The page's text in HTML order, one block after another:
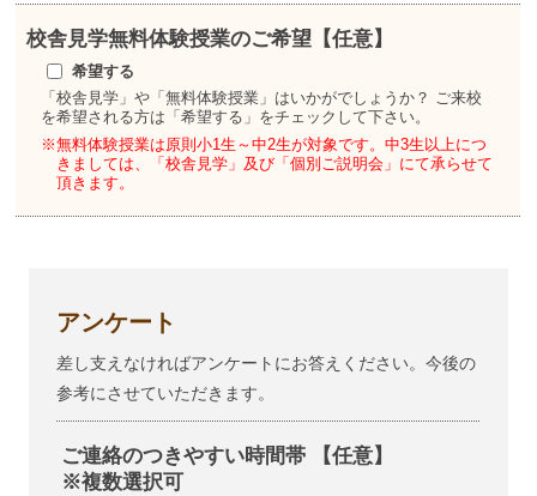
校舎見学無料体験授業のご希望【任意】
希望する
「校舎見学」や「無料体験授業」はいかがでしょうか？ ご来校
を希望される方は「希望する」をチェックして下さい。
※無料体験授業は原則小1生～中2生が対象です。中3生以上につ
きましては、「校舎見学」及び「個別ご説明会」にて承らせて
頂きます。
アンケート
差し支えなければアンケートにお答えください。今後の
参考にさせていただきます。
ご連絡のつきやすい時間帯 【任意】
※複数選択可